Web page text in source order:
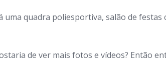
uma quadra poliesportiva, salão de
de ver mais fotos e vídeos? Então